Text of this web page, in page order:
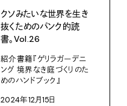
クソみたいな世界を生き
抜くためのパンク的読
書。Vol.26
紹介書籍『ゲリラガーデニ
ング 境界なき庭づくりのた
めのハンドブック』
2024年12月15日